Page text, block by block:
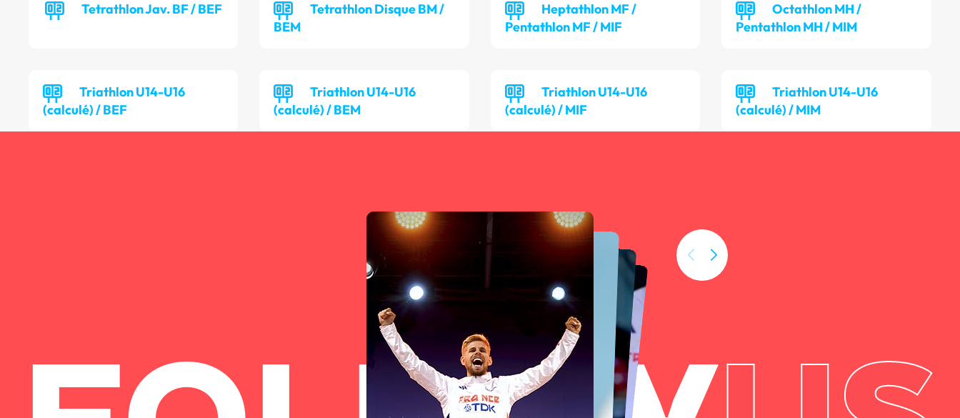
Tetrathlon Jav. BF / BEF
Tetrathlon Disque BM /
BEM
Heptathlon MF /
Pentathlon MF / MIF
Octathlon MH /
Pentathlon MH / MIM
Triathlon U14-U16
(calculé) / BEF
Triathlon U14-U16
(calculé) / BEM
Triathlon U14-U16
(calculé) / MIF
Triathlon U14-U16
(calculé) / MIM